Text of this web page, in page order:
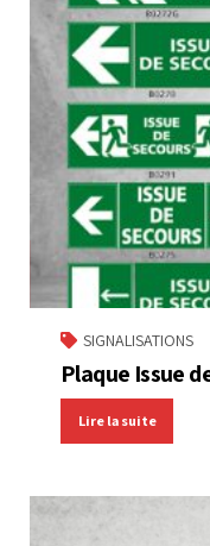
SIGNALISATIONS
Plaque Issue
Lire la suite